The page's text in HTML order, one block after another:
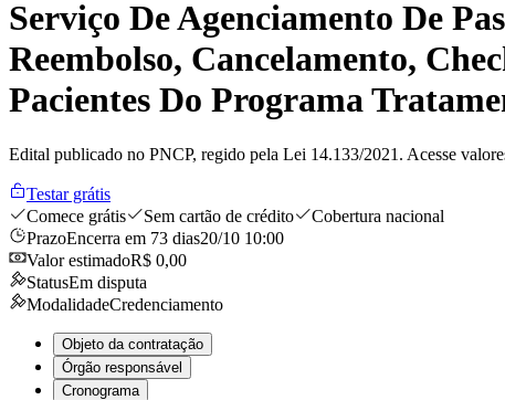
Serviço De Agenciamento De
Reembolso, Cancelamento,
Pacientes Do Programa
Edital publicado no PNCP, regido pela Lei 14.133/2021. Acesse
Testar grátis
Comece grátis
Sem cartão de crédito
Cobertura nacional
PrazoEncerra em 73 dias20/10 10:00
Valor estimadoR$ 0,00
StatusEm disputa
ModalidadeCredenciamento
Objeto da contratação
Órgão responsável
Cronograma